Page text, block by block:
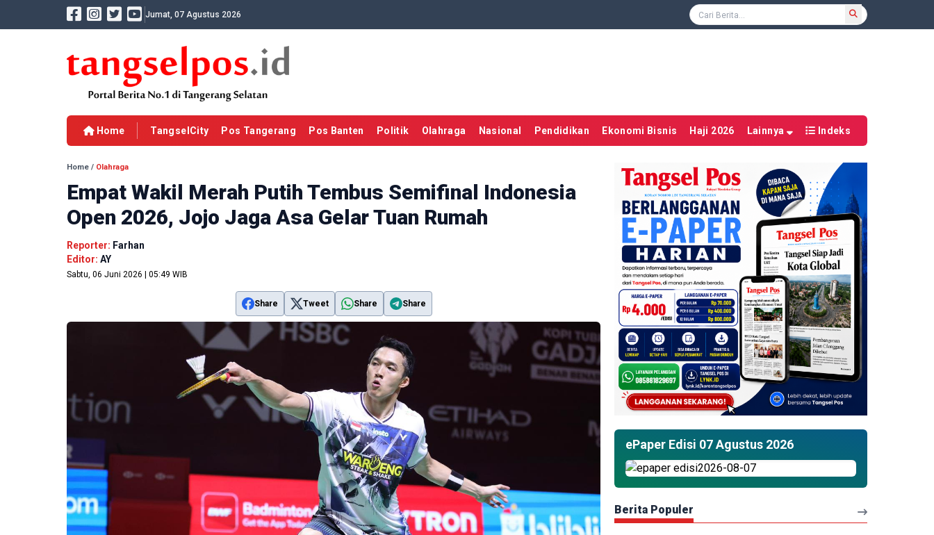
Jumat, 07 Agustus 2026
Home TangselCity Pos Tangerang Pos Banten Politik Olahraga Nasional Pendidikan Ekonomi Bisnis Haji 2026 Lainnya Indeks
Home / Olahraga
Empat Wakil Merah Putih Tembus Semifinal Indonesia
Open 2026, Jojo Jaga Asa Gelar Tuan Rumah
Reporter: Farhan
Editor: AY
Sabtu, 06 Juni 2026 | 05:49 WIB
Share Tweet Share Share
ePaper Edisi 07 Agustus 2026
Berita Populer